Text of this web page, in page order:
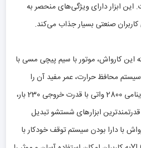
ابزار دارای ویژگی‌های منحصر به
صنعتی بسیار جذاب می‌کند.
این کارواش، موتور با سیم پیچی مسی با
محافظ حرارت، عمر مفید آن را
افزایش می‌دهد. موتور دینامی 2800 واتی با قدرت خروجی 230 بار،
ابزارهای شستشو تبدیل
با دارا بودن سیستم توقف خودکار با